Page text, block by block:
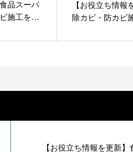
品スーパ
施工を実
【お役立ち情報
除カビ・防カビ
【お役立ち情報を更新